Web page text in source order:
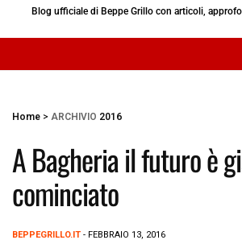
Blog ufficiale di Beppe Grillo con articoli,
Home > ARCHIVIO 2016
A Bagheria il futuro è
cominciato
BEPPEGRILLO.IT - FEBBRAIO 13, 2016